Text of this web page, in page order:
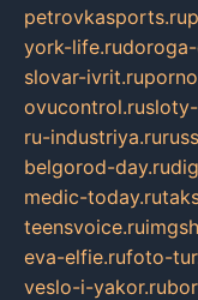
petrovkasports.ru
york-life.ru
slovar-ivrit.ru
ovucontrol.ru
ru-industriya.ru
belgorod-day.ru
medic-today.ru
teensvoice.ru
eva-elfie.rufoto-
veslo-i-yakor.ru